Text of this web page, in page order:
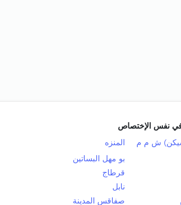
نفس الإختصاص
ش م م
المنزه
بو مهل البساتين
قرطاج
نابل
صفاقس المدينة